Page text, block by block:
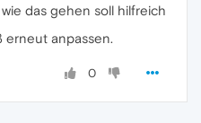
das gehen soll hilfreich
erneut anpassen.
0